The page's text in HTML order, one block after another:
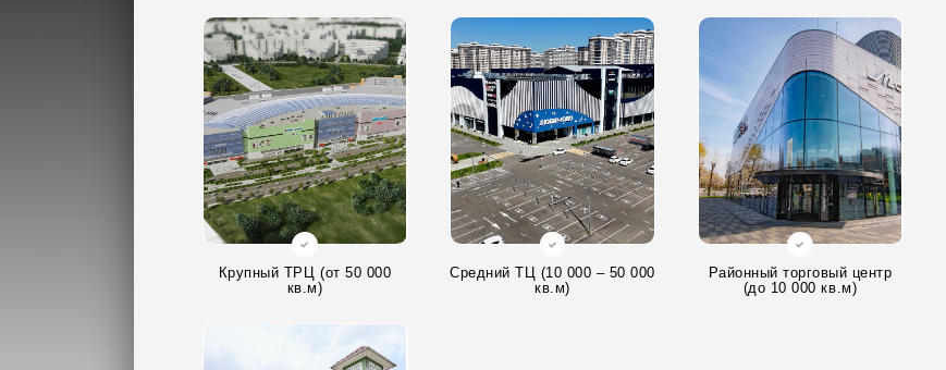
Крупный ТРЦ (от 50 000
кв.м)
Средний ТЦ (10 000 – 50 000
кв.м)
Районный торговый центр
(до 10 000 кв.м)